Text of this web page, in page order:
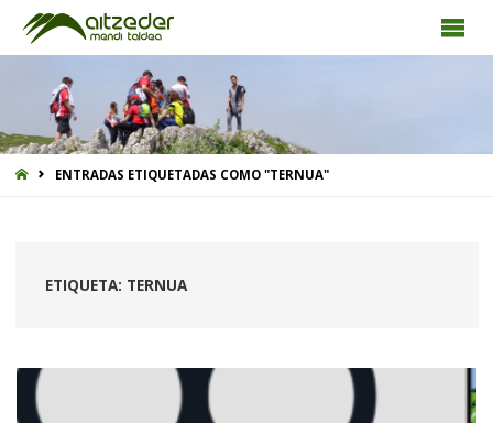
INICIOENTRADAS ETIQUETADAS COMO "TERNUA"
ETIQUETA: TERNUA